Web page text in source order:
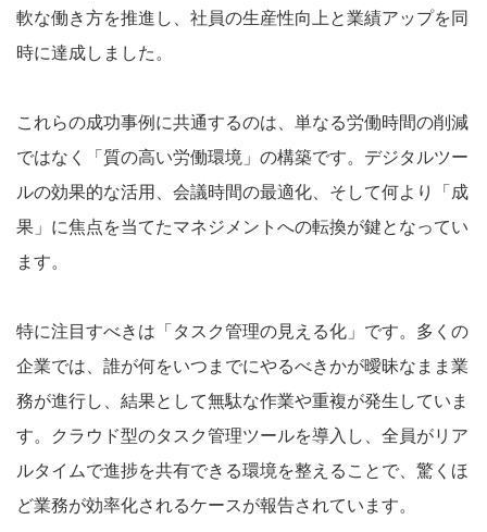
軟な働き方を推進し、社員の生産性向上と業績アップを同
時に達成しました。
これらの成功事例に共通するのは、単なる労働時間の削減
ではなく「質の高い労働環境」の構築です。デジタルツー
ルの効果的な活用、会議時間の最適化、そして何より「成
果」に焦点を当てたマネジメントへの転換が鍵となってい
ます。
特に注目すべきは「タスク管理の見える化」です。多くの
企業では、誰が何をいつまでにやるべきかが曖昧なまま業
務が進行し、結果として無駄な作業や重複が発生していま
す。クラウド型のタスク管理ツールを導入し、全員がリア
ルタイムで進捗を共有できる環境を整えることで、驚くほ
ど業務が効率化されるケースが報告されています。